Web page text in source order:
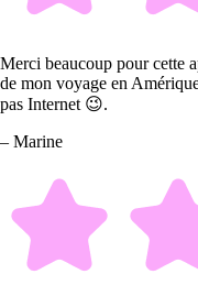
Merci beaucoup pour cette
de mon voyage en
pas Internet 😉.
– Marine